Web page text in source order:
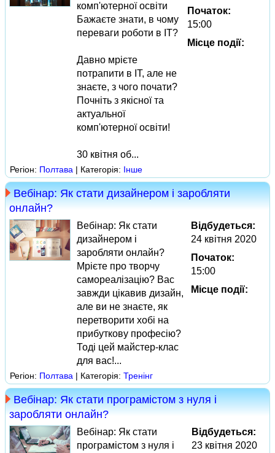
комп'ютерної освіти
Бажаєте знати, в чому
переваги роботи в IT?
Давно мрієте
потрапити в IT, але не
знаєте, з чого почати?
Почніть з якісної та
актуальної
комп'ютерної освіти!
30 квітня об...
Початок:
15:00
Місце події:
Регіон: Полтава | Категорія: Інше
Вебінар: Як стати дизайнером і заробляти
онлайн?
Вебінар: Як стати
дизайнером і
заробляти онлайн?
Мрієте про творчу
самореалізацію? Вас
завжди цікавив дизайн,
але ви не знаєте, як
перетворити хобі на
прибуткову професію?
Тоді цей майстер-клас
для вас!...
Відбудеться:
24 квітня 2020
Початок:
15:00
Місце події:
Регіон: Полтава | Категорія: Тренінг
Вебінар: Як стати програмістом з нуля і
заробляти онлайн?
Вебінар: Як стати
програмістом з нуля і
Відбудеться:
23 квітня 2020